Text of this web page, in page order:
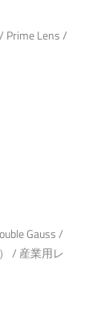
/ Prime Lens/
Gauss/
/ 産業用レ